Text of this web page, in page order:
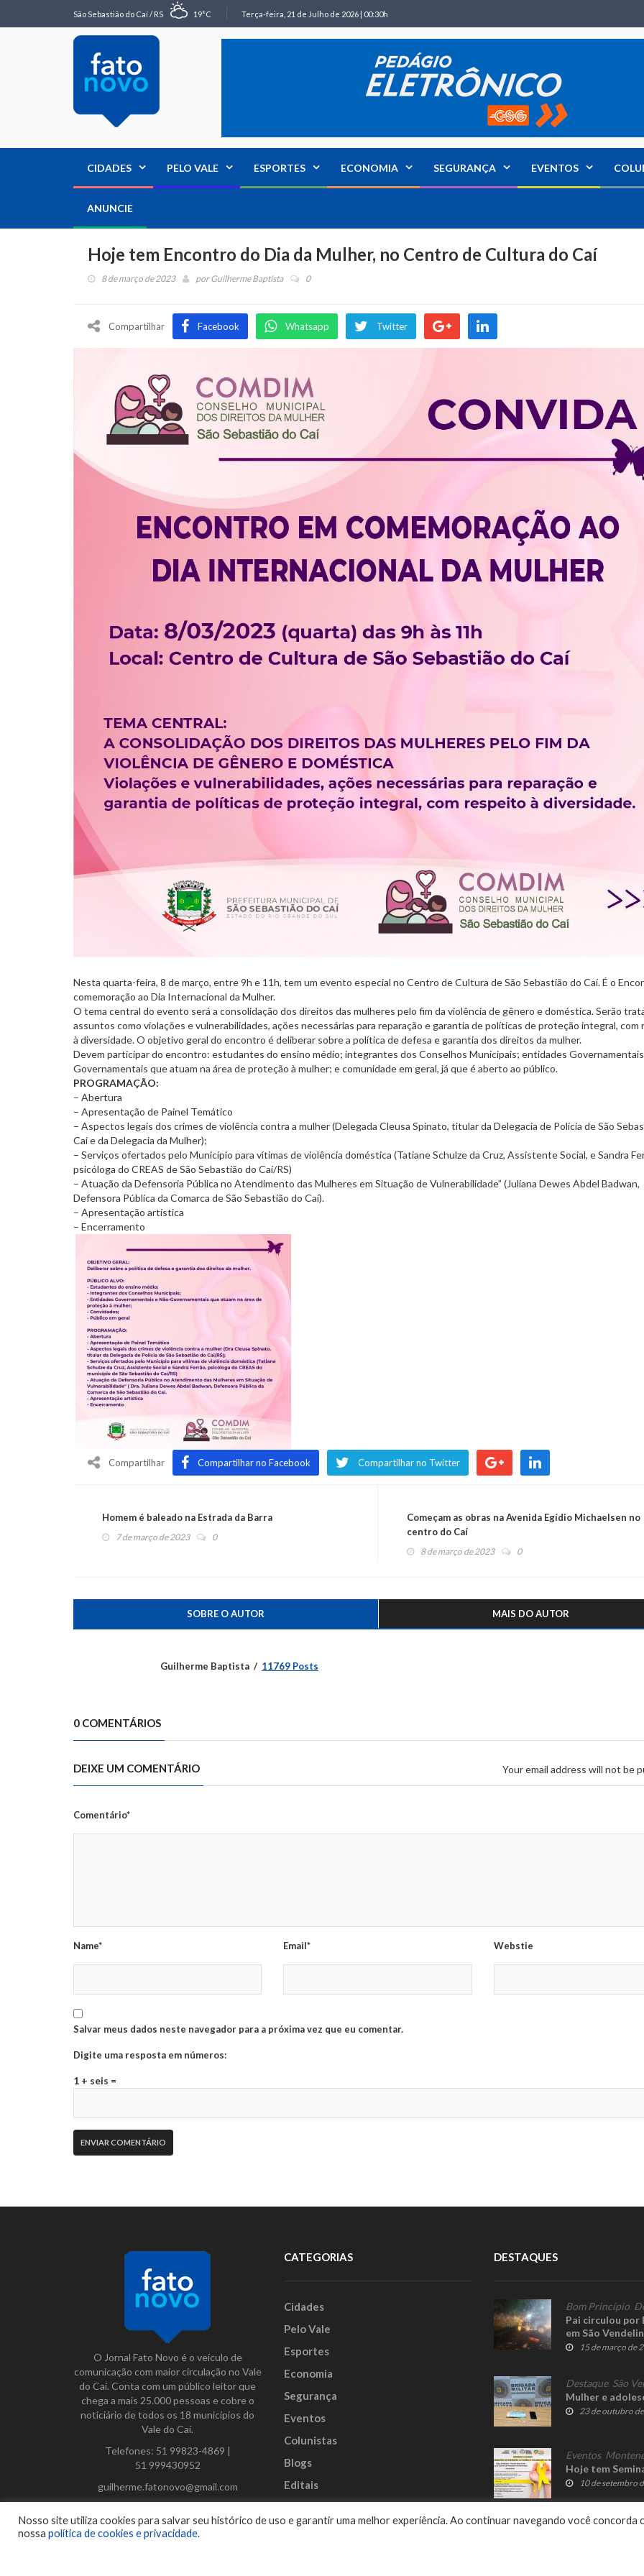
São Sebastião do Caí / RS 19°C Terça-feira, 21 de Julho de 2026 | 00:30h
CIDADES PELO VALE ESPORTES ECONOMIA SEGURANÇA EVENTOS
ANUNCIE
Hoje tem Encontro do Dia da Mulher, no Centro de Cultura do Caí
8 de março de 2023 porGuilherme Baptista 0
Compartilhar Facebook Whatsapp Twitter
Nesta quarta-feira, 8 de março, entre 9h e 11h, tem um evento especial no Centro de Cultura de São Sebastião do Caí. É o
comemoração ao Dia Internacional da Mulher.
O tema central do evento será a consolidação dos direitos das mulheres pelo fim da violência de gênero e doméstica. Serão
assuntos como violações e vulnerabilidades, ações necessárias para reparação e garantia de políticas de proteção integral, com
à diversidade. O objetivo geral do encontro é deliberar sobre a política de defesa e garantia dos direitos da mulher.
Devem participar do encontro: estudantes do ensino médio; integrantes dos Conselhos Municipais; entidades
Governamentais que atuam na área de proteção à mulher; e comunidade em geral, já que é aberto ao público.
PROGRAMAÇÃO:
– Abertura
– Apresentação de Painel Temático
– Aspectos legais dos crimes de violência contra a mulher (Delegada Cleusa Spinato, titular da Delegacia de Polícia de São
Caí e da Delegacia da Mulher);
– Serviços ofertados pelo Município para vítimas de violência doméstica (Tatiane Schulze da Cruz, Assistente Social, e Sandra
psicóloga do CREAS de São Sebastião do Caí/RS)
– Atuação da Defensoria Pública no Atendimento das Mulheres em Situação de Vulnerabilidade” (Juliana Dewes Abdel Badwan,
Defensora Pública da Comarca de São Sebastião do Caí).
– Apresentação artística
– Encerramento
Compartilhar Compartilhar no Facebook Compartilhar no Twitter
Homem é baleado na Estrada da Barra
7 de março de 2023 0
Começam as obras na Avenida Egídio Michaelsen no
centro do Caí
8 de março de 2023 0
SOBRE O AUTOR MAIS DO AUTOR
Guilherme Baptista 11769 Posts
0 COMENTÁRIOS
DEIXE UM COMENTÁRIO Your email address will not be
Comentário*
Name* Email* Webstie
Salvar meus dados neste navegador para a próxima vez que eu comentar.
Digite uma resposta em números:
1 + seis =
O Jornal Fato Novo é o veículo de
comunicação com maior circulação no Vale
do Caí. Conta com um público leitor que
chega a mais 25.000 pessoas e cobre o
noticiário de todos os 18 municípios do
Vale do Caí.
Telefones: 51 99823-4869 |
51 999430952
guilherme.fatonovo@gmail.com
Facebook
Instagram
Twitter
CATEGORIAS
Cidades
Pelo Vale
Esportes
Economia
Segurança
Eventos
Colunistas
Blogs
Editais
DESTAQUES
Bom Princípio
Pai circulou
em São
15 de março de
Destaque, São
Mulher e
23 de outubro
Eventos,
Hoje tem
10 de setembro
Nosso site utiliza cookies para salvar seu histórico de uso e garantir uma melhor experiência. Ao continuar navegando você concorda
nossa política de cookies e privacidade.